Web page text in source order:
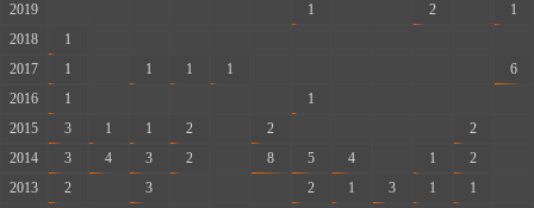
2019
1 2
1
2018
1
2017
1 1 1 1
6
2016
1 1
2015
3 1 1 2 2 2
2014
3 4 3 2 8 5 4 1 2
2013
2 3 2 1 3 1 1